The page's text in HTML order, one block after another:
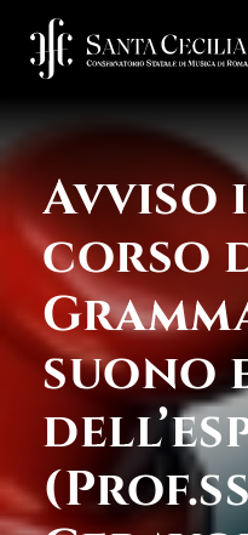
Avviso
corso
suono